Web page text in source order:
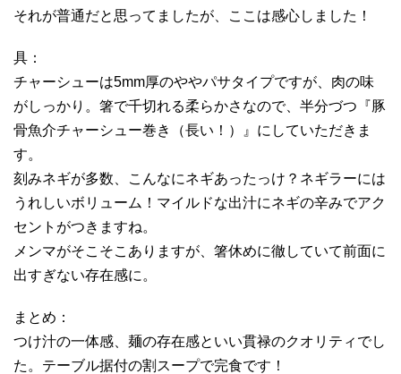
それが普通だと思ってましたが、ここは感心しました！
具：
チャーシューは5mm厚のややパサタイプですが、肉の味
がしっかり。箸で千切れる柔らかさなので、半分づつ『豚
骨魚介チャーシュー巻き（長い！）』にしていただきま
す。
刻みネギが多数、こんなにネギあったっけ？ネギラーには
うれしいボリューム！マイルドな出汁にネギの辛みでアク
セントがつきますね。
メンマがそこそこありますが、箸休めに徹していて前面に
出すぎない存在感に。
まとめ：
つけ汁の一体感、麺の存在感といい貫禄のクオリティでし
た。テーブル据付の割スープで完食です！